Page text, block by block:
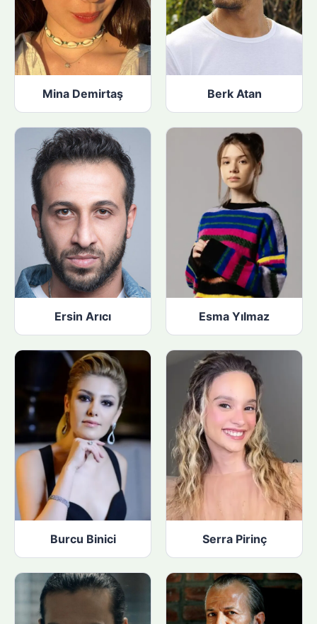
Mina Demirtaş Berk Atan
Ersin Arıcı Esma Yılmaz
Burcu Binici Serra Pirinç